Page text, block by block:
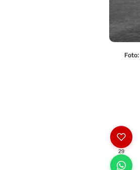
Foto:
29